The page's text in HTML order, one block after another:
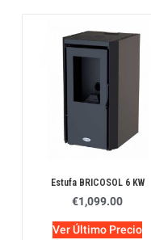
Estufa BRICOSOL 6 KW
€1,099.00
Ver Último Precio